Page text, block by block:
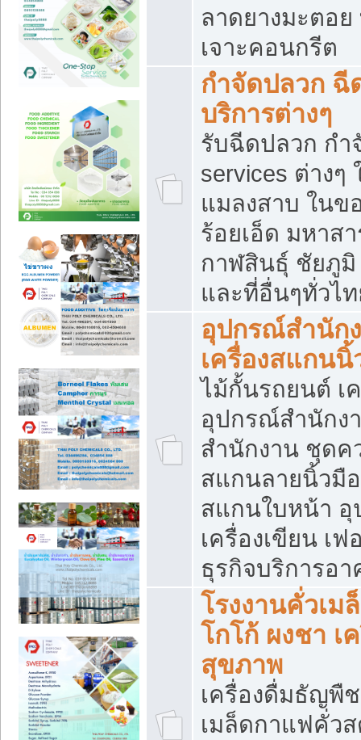
ลาดยางมะตอ
เจาะคอนกรีต
กำจัดปลวก ฉี
บริการต่างๆ
รับฉีดปลวก กำ
services ต่าง
แมลงสาบ ใน
ร้อยเอ็ด มหาส
กาฬสินธุ์ ชัยภู
และที่อื่นๆทั่วไ
อุปกรณ์สำนัก
เครื่องสแกนนิ้
ไม้กั้นรถยนต์ เ
อุปกรณ์สำนักง
สำนักงาน ชุดค
สแกนลายนิ้วมื
สแกนใบหน้า
เครื่องเขียน เ
ธุรกิจบริการอ
โรงงานคั่วเม
โกโก้ ผงชา เ
สุขภาพ
เครื่องดื่มธัญพื
เมล็ดกาแฟคั่ว